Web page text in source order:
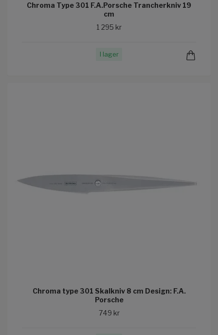
Chroma Type 301 F.A.Porsche Trancherkniv 19
cm
1 295 kr
I lager
Chroma type 301 Skalkniv 8 cm Design: F.A.
Porsche
749 kr